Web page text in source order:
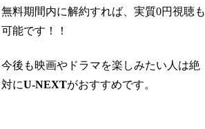
無料期間内に解約すれば、実質0円視聴も
可能です！！
今後も映画やドラマを楽しみたい人は絶
対にU-NEXTがおすすめです。